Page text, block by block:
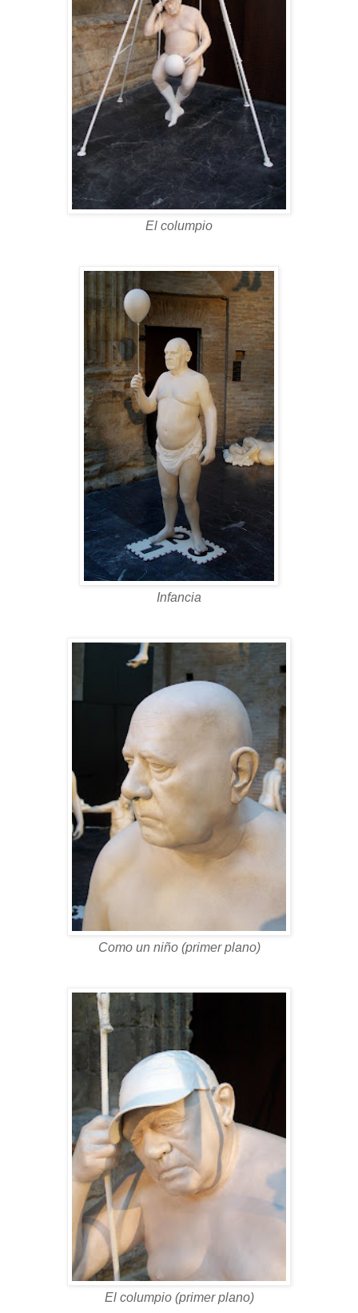
El columpio
Infancia
Como un niño (primer plano)
El columpio (primer plano)